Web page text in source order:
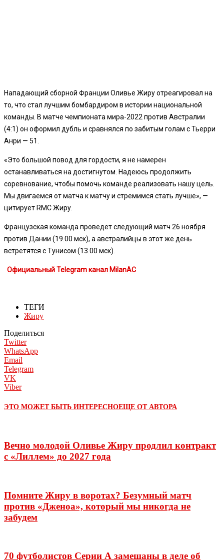
Нападающий сборной Франции Оливье Жиру отреагировал на
то, что стал лучшим бомбардиром в истории национальной
команды. В матче чемпионата мира-2022 против Австралии
(4:1) он оформил дубль и сравнялся по забитым голам с Тьерри
Анри — 51.
«Это большой повод для гордости, я не намерен
останавливаться на достигнутом. Надеюсь продолжить
соревнование, чтобы помочь команде реализовать нашу цель.
Мы двигаемся от матча к матчу и стремимся стать лучше», —
цитирует RMC Жиру.
Французская команда проведет следующий матч 26 ноября
против Дании (19.00 мск), а австралийцы в этот же день
встретятся с Тунисом (13.00 мск).
Официальный Telegram канал MilanAC
ТЕГИ
Жиру
Поделиться
Twitter
WhatsApp
Email
Telegram
VK
Viber
ЭТО МОЖЕТ БЫТЬ ИНТЕРЕСНОЕЩЕ ОТ АВТОРА
Вечно молодой Оливье Жиру продлил контракт
с «Лиллем» до 2027 года
Помните Жиру в воротах? Безумный матч
против «Дженоа», который мы никогда не
забудем
70 футболистов Серии А замешаны в деле об